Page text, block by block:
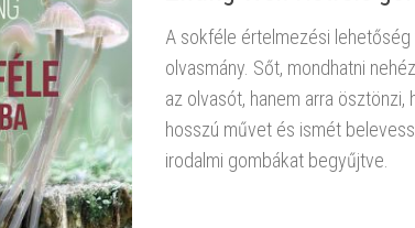
A sokféle értelmezési
olvasmány. Sőt, mondhatni
az olvasót, hanem arra
hosszú művet és ismét
irodalmi gombákat begyűjtve.